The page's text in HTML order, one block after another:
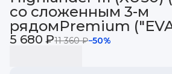
со сложенным 3-м
рядомPremium
5 680 ₽11 360 ₽−50%